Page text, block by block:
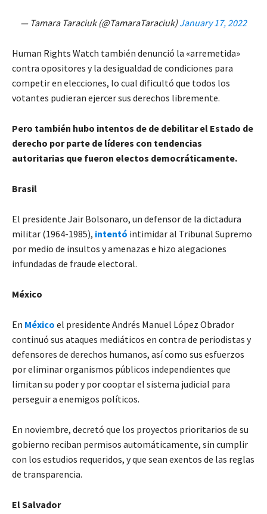
— Tamara Taraciuk (@TamaraTaraciuk) January 17, 2022
Human Rights Watch también denunció la «arremetida»
contra opositores y la desigualdad de condiciones para
competir en elecciones, lo cual dificultó que todos los
votantes pudieran ejercer sus derechos libremente.
Pero también hubo intentos de de debilitar el Estado de
derecho por parte de líderes con tendencias
autoritarias que fueron electos democráticamente.
Brasil
El presidente Jair Bolsonaro, un defensor de la dictadura
militar (1964-1985), intentó intimidar al Tribunal Supremo
por medio de insultos y amenazas e hizo alegaciones
infundadas de fraude electoral.
México
En México el presidente Andrés Manuel López Obrador
continuó sus ataques mediáticos en contra de periodistas y
defensores de derechos humanos, así como sus esfuerzos
por eliminar organismos públicos independientes que
limitan su poder y por cooptar el sistema judicial para
perseguir a enemigos políticos.
En noviembre, decretó que los proyectos prioritarios de su
gobierno reciban permisos automáticamente, sin cumplir
con los estudios requeridos, y que sean exentos de las reglas
de transparencia.
El Salvador